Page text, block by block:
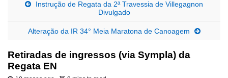
Instrução de Regata da 2ª Travessia de Villegagnon
Divulgado
Alteração da IR 34° Meia Maratona de Canoagem
Retiradas de ingressos (via Sympla) da
Regata EN